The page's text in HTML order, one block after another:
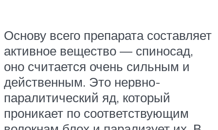
Основу всего препарата составляет
активное вещество — спиносад,
оно считается очень сильным и
действенным. Это нервно-
паралитический яд, который
проникает по соответствующим